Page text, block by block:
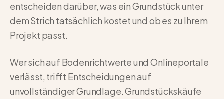
entscheiden darüber, was ein Grundstück unter
dem Strich tatsächlich kostet und ob es zu Ihrem
Projekt passt.
Wer sich auf Bodenrichtwerte und Onlineportale
verlässt, trifft Entscheidungen auf
unvollständiger Grundlage. Grundstückskäufe